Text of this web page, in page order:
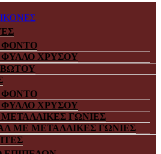
ΧΡΥΣΟΥ
ΧΡΥΣΟΥ
ΓΩΝΙΕΣ
ΜΕ ΜΕΤΑΛΛΙΚΕΣ ΓΩΝΙΕΣ